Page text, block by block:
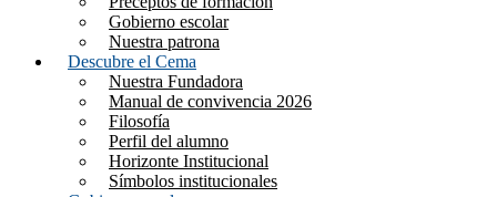
Gobierno escolar
Nuestra patrona
Descubre el Cema
Nuestra Fundadora
Manual de convivencia 2026
Filosofía
Perfil del alumno
Horizonte Institucional
Símbolos institucionales